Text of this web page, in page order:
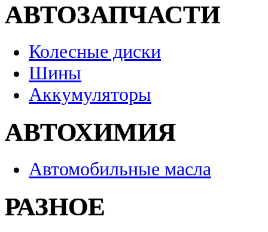
АВТОЗАПЧАСТИ
Колесные диски
Шины
Аккумуляторы
АВТОХИМИЯ
Автомобильные масла
РАЗНОЕ